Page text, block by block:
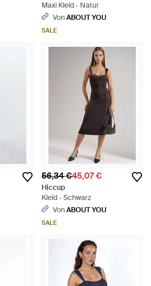
Maxi Kleid - Natur
VonABOUT YOU
SALE
56,34 €45,07 €
Hiccup
Kleid - Schwarz
VonABOUT YOU
SALE